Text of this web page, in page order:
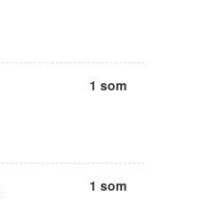
1 som
1 som